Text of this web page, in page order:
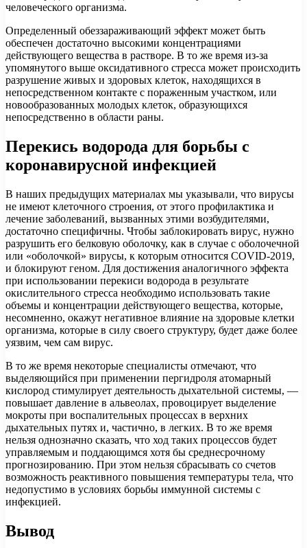
человеческого организма.
Определенный обеззараживающий эффект может быть
обеспечен достаточно высокими концентрациями
действующего вещества в растворе. В то же время из-за
упомянутого выше оксидативного стресса может происходить
разрушение живых и здоровых клеток, находящихся в
непосредственном контакте с пораженным участком, или
новообразованных молодых клеток, образующихся
непосредственно в области раны.
Перекись водорода для борьбы с
коронавирусной инфекцией
В наших предыдущих материалах мы указывали, что вирусы
не имеют клеточного строения, от этого профилактика и
лечение заболеваний, вызванных этими возбудителями,
достаточно специфичны. Чтобы заблокировать вирус, нужно
разрушить его белковую оболочку, как в случае с оболочечной
или «оболочкой» вирусы, к которым относится COVID-2019,
и блокируют геном. Для достижения аналогичного эффекта
при использовании перекиси водорода в результате
окислительного стресса необходимо использовать такие
объемы и концентрации действующего вещества, которые,
несомненно, окажут негативное влияние на здоровые клетки
организма, которые в силу своего структуру, будет даже более
уязвим, чем сам вирус.
В то же время некоторые специалисты отмечают, что
выделяющийся при применении пергидроля атомарный
кислород стимулирует деятельность дыхательной системы, —
повышает давление в альвеолах, провоцирует выделение
мокроты при воспалительных процессах в верхних
дыхательных путях и, частично, в легких. В то же время
нельзя однозначно сказать, что ход таких процессов будет
управляемым и поддающимся хотя бы среднесрочному
прогнозированию. При этом нельзя сбрасывать со счетов
возможность реактивного повышения температуры тела, что
недопустимо в условиях борьбы иммунной системы с
инфекцией.
Вывод